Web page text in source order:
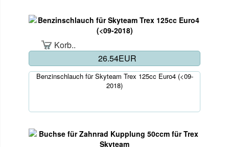
Korb..
26.54EUR
Benzinschlauch für Skyteam Trex 125cc Euro4 (<09-
2018)